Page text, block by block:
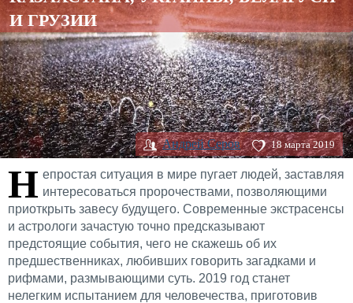
И ГРУЗИИ
Андрей Серов 18 марта 2019
Н епростая ситуация в мире пугает людей, заставляя
интересоваться пророчествами, позволяющими
приоткрыть завесу будущего. Современные экстрасенсы
и астрологи зачастую точно предсказывают
предстоящие события, чего не скажешь об их
предшественниках, любивших говорить загадками и
рифмами, размывающими суть. 2019 год станет
нелегким испытанием для человечества, приготовив